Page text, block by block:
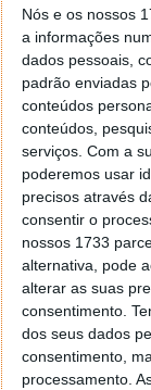
Nós e os nossos
a informações
dados pessoais,
padrão enviadas
conteúdos
conteúdos,
serviços. Com a
poderemos usar
precisos através
consentir o
nossos 1733
alternativa, pode
alterar as suas
consentimento.
dos seus dados
consentimento,
processamento.
Leia também: